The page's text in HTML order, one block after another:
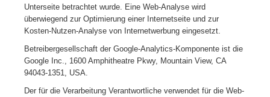
Unterseite betrachtet wurde. Eine Web-Analyse wird
überwiegend zur Optimierung einer Internetseite und zur
Kosten-Nutzen-Analyse von Internetwerbung eingesetzt.
Betreibergesellschaft der Google-Analytics-Komponente ist die
Google Inc., 1600 Amphitheatre Pkwy, Mountain View, CA
94043-1351, USA.
Der für die Verarbeitung Verantwortliche verwendet für die Web-